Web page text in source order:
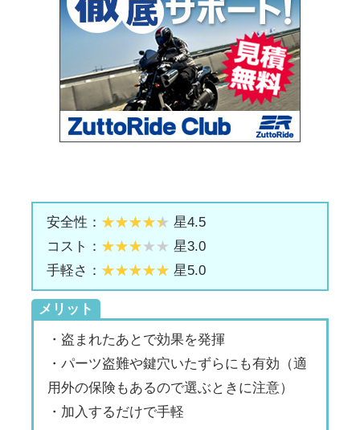
安全性：
星4.5
コスト：
星3.0
手軽さ：
星5.0
メリット
・盗まれたあとで効果を発揮
・パーツ盗難や鍵穴いたずらにも有効（適
用外の保険もあるので選ぶときに注意）
・加入するだけで手軽